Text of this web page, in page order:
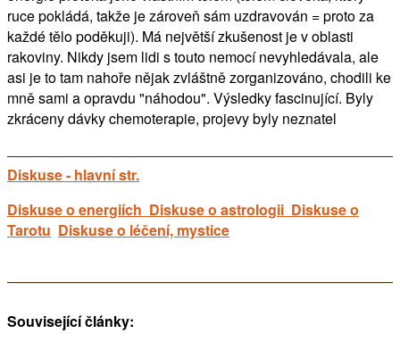
ruce pokládá, takže je zároveň sám uzdravován = proto za
každé tělo poděkuji). Má největší zkušenost je v oblasti
rakoviny. Nikdy jsem lidi s touto nemocí nevyhledávala, ale
asi je to tam nahoře nějak zvláštně zorganizováno, chodili ke
mně sami a opravdu "náhodou". Výsledky fascinující. Byly
zkráceny dávky chemoterapie, projevy byly neznatel
Diskuse - hlavní str.
Diskuse o energiích Diskuse o astrologii Diskuse o
Tarotu Diskuse o léčení, mystice
Související články: